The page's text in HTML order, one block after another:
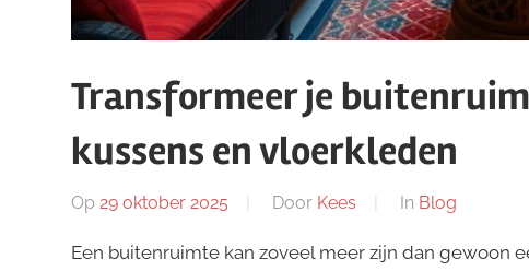
Transformeer je
kussens en vloerkleden
Op 29 oktober 2025 Door Kees In Blog
Een buitenruimte kan zoveel meer zijn dan gewoon